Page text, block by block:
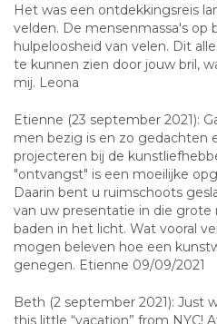
Het was een ontdekkingsreis
velden. De mensenmassa's op
hulpeloosheid van velen. Dit
te kunnen zien door jouw bril,
mij. Leona
Etienne (23 september 2021):
men bezig is en zo gedachten
projecteren bij de
"ontvangst" is een moeilijke
Daarin bent u ruimschoots
van uw presentatie in die grote
baden in het licht. Wat vooral
mogen beleven hoe een
genegen. Etienne 09/09/2021
Beth (2 september 2021): Just
this little “vacation” from NYC!